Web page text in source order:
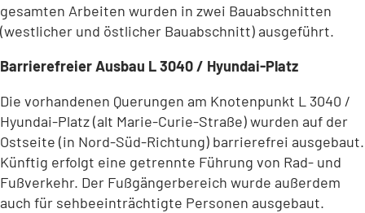
gesamten Arbeiten wurden in zwei Bauabschnitten
(westlicher und östlicher Bauabschnitt) ausgeführt.
Barrierefreier Ausbau L 3040 / Hyundai-Platz
Die vorhandenen Querungen am Knotenpunkt L 3040 /
Hyundai-Platz (alt Marie-Curie-Straße) wurden auf der
Ostseite (in Nord-Süd-Richtung) barrierefrei ausgebaut.
Künftig erfolgt eine getrennte Führung von Rad- und
Fußverkehr. Der Fußgängerbereich wurde außerdem
auch für sehbeeinträchtigte Personen ausgebaut.